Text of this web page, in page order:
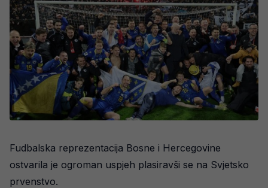
Fudbalska reprezentacija Bosne i Hercegovine
ostvarila je ogroman uspjeh plasiravši se na Svjetsko
prvenstvo.